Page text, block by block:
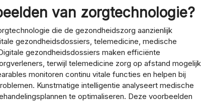
van zorgtechnologie?
die de gezondheidszorg aanzienlijk
gezondheidsdossiers, telemedicine, medische
gezondheidsdossiers maken efficiënte
terwijl telemedicine zorg op afstand mogelijk
monitoren continu vitale functies en helpen bij
Kunstmatige intelligentie analyseert medische
te optimaliseren. Deze voorbeelden